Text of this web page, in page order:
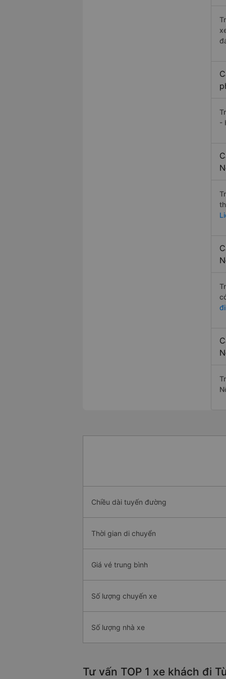
-
Chiều dài tuyến đường
Thời gian di chuyển
Giá vé trung bình
Số lượng chuyến xe
Số lượng nhà xe
Tư vấn TOP 1 xe khách đi